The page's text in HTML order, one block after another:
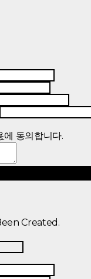
에 동의합니다.
Created.